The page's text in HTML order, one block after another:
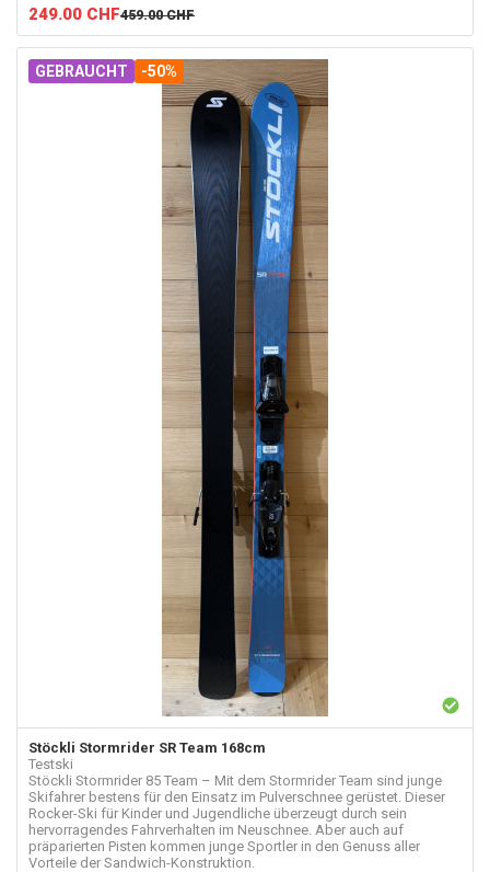
249.00 CHF459.00 CHF
GEBRAUCHT -50%
Stöckli Stormrider SR Team 168cm
Testski
Stöckli Stormrider 85 Team – Mit dem Stormrider Team sind junge
Skifahrer bestens für den Einsatz im Pulverschnee gerüstet. Dieser
Rocker-Ski für Kinder und Jugendliche überzeugt durch sein
hervorragendes Fahrverhalten im Neuschnee. Aber auch auf
präparierten Pisten kommen junge Sportler in den Genuss aller
Vorteile der Sandwich-Konstruktion.